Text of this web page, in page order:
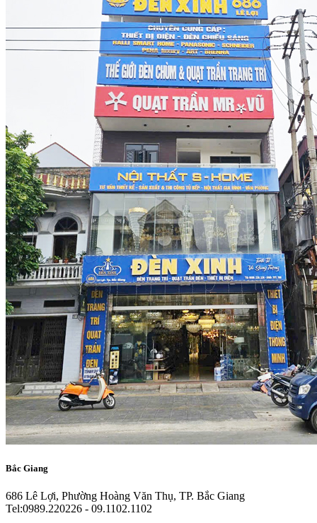
Bắc Giang
686 Lê Lợi, Phường Hoàng Văn Thụ, TP. Bắc Giang
Tel:0989.220226 - 09.1102.1102